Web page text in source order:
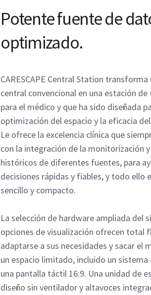
Potente fuente de
optimizado.
CARESCAPE Central Station
central convencional en una estación
para el médico y que ha sido diseñada
optimización del espacio y la eficacia
Le ofrece la excelencia clínica que
con la integración de la monitorización
históricos de diferentes fuentes, para
decisiones rápidas y fiables, y todo ello
sencillo y compacto.
La selección de hardware ampliada del
opciones de visualización ofrecen total
adaptarse a sus necesidades y sacar el
un espacio limitado, incluido un
una pantalla táctil 16:9. Una unidad de
diseño sin ventilador y altavoces